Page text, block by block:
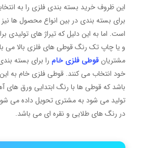
این ظروف خرید بسته بندی فلزی را به
برای بسته بندی در بین انواع محصول ها نیز
است. اما به این دلیل که تیراژ های تولیدی
و یا چاپ تک رنگ قوطی های فلزی بالا می
مشتریانقوطی فلزی خام را برای بسته
خود انتخاب می کنند. قوطی فلزی خام به
باشد که قوطی ها با رنگ ابتدایی ورق های
تولید می شود به مشتری تحویل داده می
در رنگ های طلایی و نقره ای می باشد.